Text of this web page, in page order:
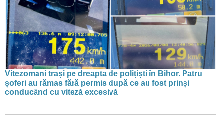
Vitezomani trași pe dreapta de polițiști în Bihor. Patru
șoferi au rămas fără permis după ce au fost prinși
conducând cu viteză excesivă